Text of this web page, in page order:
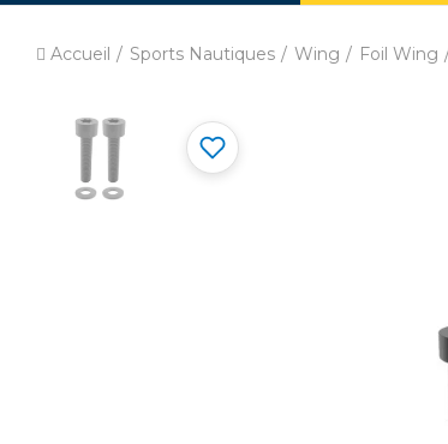
Accueil Sports Nautiques Wing Foil Wing